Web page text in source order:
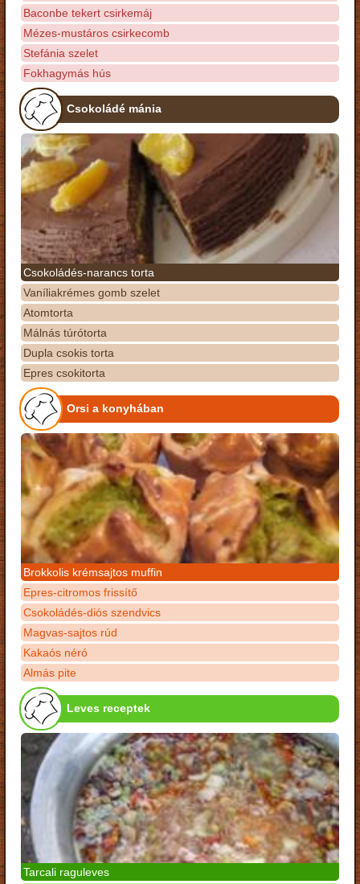
Baconbe tekert csirkemáj
Mézes-mustáros csirkecomb
Stefánia szelet
Fokhagymás hús
Csokoládé mánia
Csokoládés-narancs torta
Vaníliakrémes gomb szelet
Atomtorta
Málnás túrótorta
Dupla csokis torta
Epres csokitorta
Orsi a konyhában
Brokkolis krémsajtos muffin
Epres-citromos frissítő
Csokoládés-diós szendvics
Magvas-sajtos rúd
Kakaós néró
Almás pite
Leves receptek
Tarcali raguleves